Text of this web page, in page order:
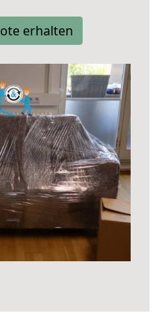
erhalten